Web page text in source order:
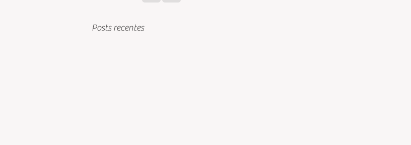
Posts recentes